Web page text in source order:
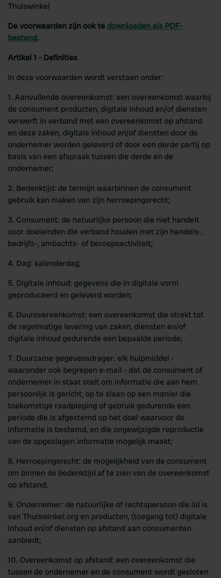
Thuiswinkel
De voorwaarden zijn ook te downloaden als PDF-
bestand.
Artikel 1 - Definities
In deze voorwaarden wordt verstaan onder:
1. Aanvullende overeenkomst: een overeenkomst waarbij
de consument producten, digitale inhoud en/of diensten
verwerft in verband met een overeenkomst op afstand
en deze zaken, digitale inhoud en/of diensten door de
ondernemer worden geleverd of door een derde partij op
basis van een afspraak tussen die derde en de
ondernemer;
2. Bedenktijd: de termijn waarbinnen de consument
gebruik kan maken van zijn herroepingsrecht;
3. Consument: de natuurlijke persoon die niet handelt
voor doeleinden die verband houden met zijn handels-,
bedrijfs-, ambachts- of beroepsactiviteit;
4. Dag: kalenderdag;
5. Digitale inhoud: gegevens die in digitale vorm
geproduceerd en geleverd worden;
6. Duurovereenkomst: een overeenkomst die strekt tot
de regelmatige levering van zaken, diensten en/of
digitale inhoud gedurende een bepaalde periode;
7. Duurzame gegevensdrager: elk hulpmiddel -
waaronder ook begrepen e-mail - dat de consument of
ondernemer in staat stelt om informatie die aan hem
persoonlijk is gericht, op te slaan op een manier die
toekomstige raadpleging of gebruik gedurende een
periode die is afgestemd op het doel waarvoor de
informatie is bestemd, en die ongewijzigde reproductie
van de opgeslagen informatie mogelijk maakt;
8. Herroepingsrecht: de mogelijkheid van de consument
om binnen de bedenktijd af te zien van de overeenkomst
op afstand;
9. Ondernemer: de natuurlijke of rechtspersoon die lid is
van Thuiswinkel.org en producten, (toegang tot) digitale
inhoud en/of diensten op afstand aan consumenten
aanbiedt;
10. Overeenkomst op afstand: een overeenkomst die
tussen de ondernemer en de consument wordt gesloten